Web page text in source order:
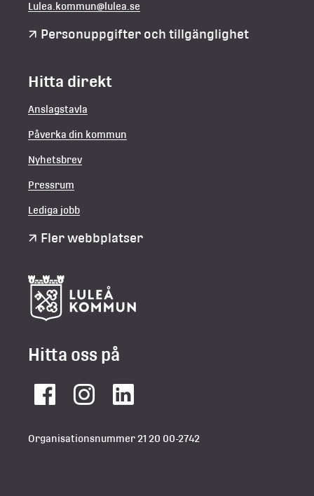
Lulea.kommun@lulea.se
Personuppgifter och tillgänglighet
Hitta direkt
Anslagstavla
Påverka din kommun
Nyhetsbrev
Pressrum
Lediga jobb
Fler webbplatser
Hitta oss på
FacebookInstagramLinkedIn
Organisationsnummer 21 20 00-2742